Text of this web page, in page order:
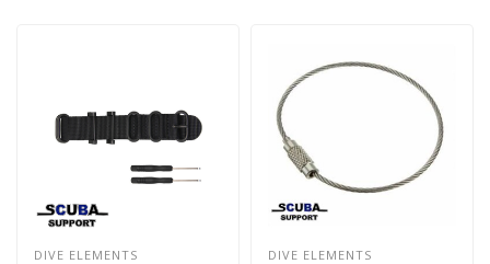
DIVE ELEMENTS DIVE ELEMENTS